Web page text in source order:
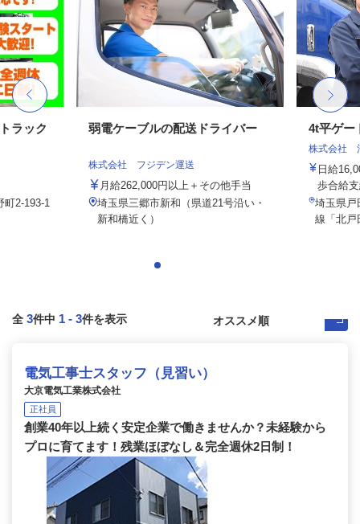
ラック
2-193-1
弱電ケーブルの配送ドライバー
株式会社 フジデン運送
月給262,000円以上＋その他手当
埼玉県三郷市新和（県道21号沿い・
新和橋近く）
4t平ゲー
株式会社
日給
歩合給
埼玉県戸
線「北戸
全 3件中 1 - 3件を表示
電気工事士スタッフ（見習い）
大京電気工業株式会社
正社員
創業40年以上続く安定企業で働きませんか？未経験から
プロに育てます！残業ほぼなし＆完全週休2日制！